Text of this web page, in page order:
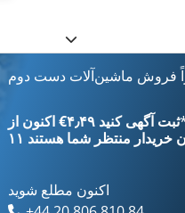
فروش ماشین‌آلات دست دوم
اکنون از ‎€۴٫۴۹ ثبت آگهی کنید
خریدار منتظر شما هستند
اکنون مطلع شوید